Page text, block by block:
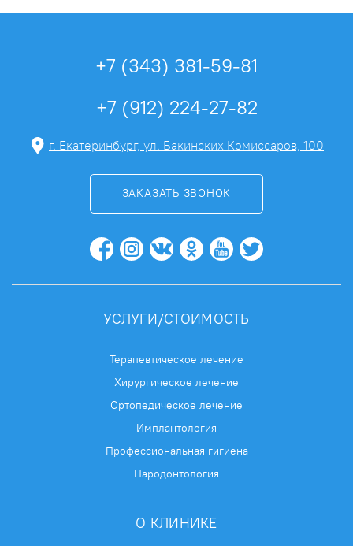
+7 (343) 381-59-81
+7 (912) 224-27-82
г. Екатеринбург, ул. Бакинских Комиссаров, 100
ЗАКАЗАТЬ ЗВОНОК
УСЛУГИ/СТОИМОСТЬ
Терапевтическое лечение
Хирургическое лечение
Ортопедическое лечение
Имплантология
Профессиональная гигиена
Пародонтология
О КЛИНИКЕ